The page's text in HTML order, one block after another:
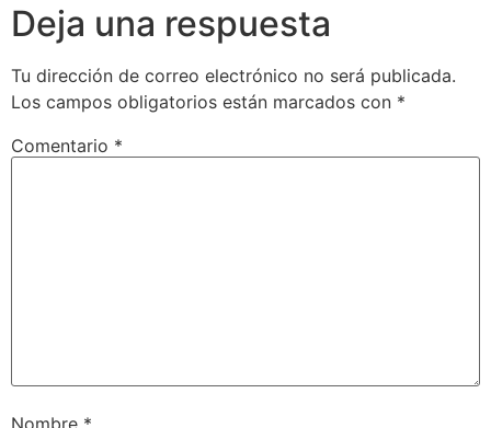
Deja una respuesta
Tu dirección de correo electrónico no será publicada.
Los campos obligatorios están marcados con *
Comentario *
Nombre *